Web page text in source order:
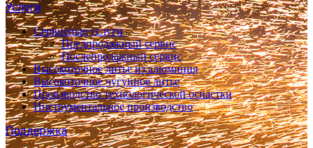
Услуги
Сервисные услуги
Предпродажный сервис
Послепродажный сервис
Высокоточное литье из алюминия
Высокоточное чугунное литье
Производство технологической оснастки
Инструментальное производство
Поддержка